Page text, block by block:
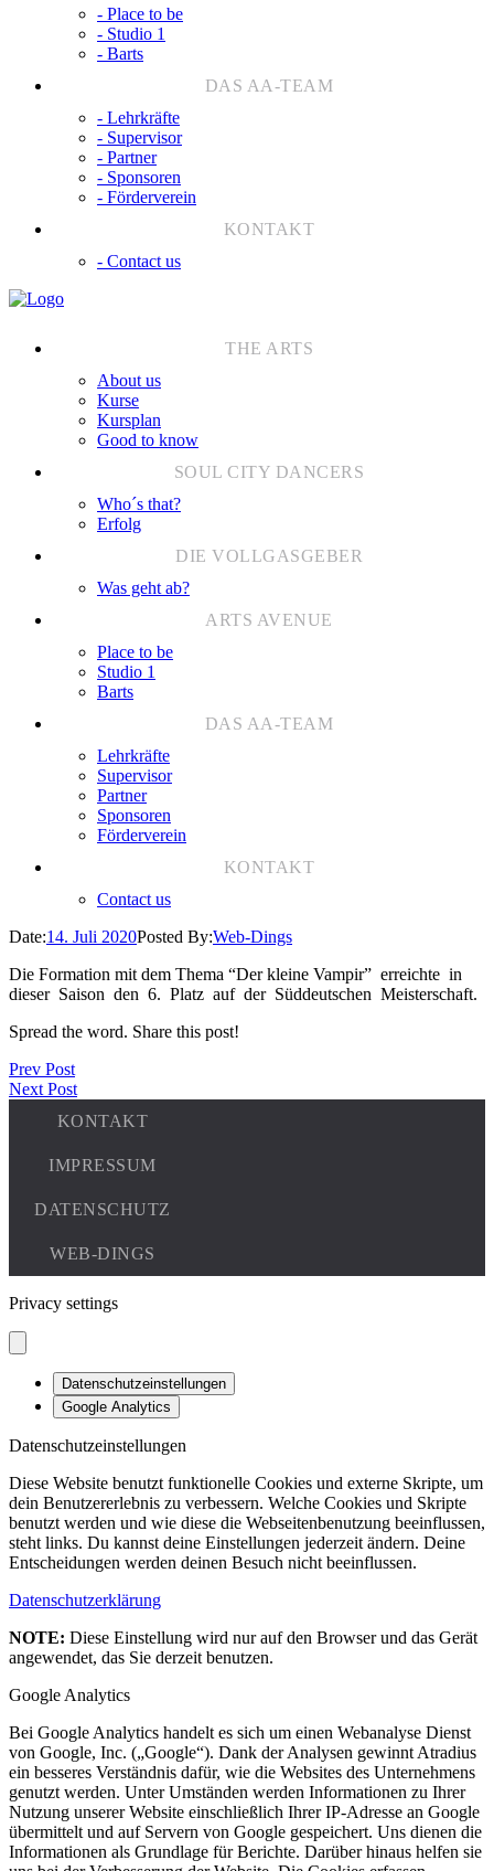
- Place to be
- Studio 1
- Barts
- Lehrkräfte
- Supervisor
- Partner
- Sponsoren
- Förderverein
- Contact us
About us
Kurse
Kursplan
Good to know
Who´s that?
Erfolg
Was geht ab?
Place to be
Studio 1
Barts
Lehrkräfte
Supervisor
Partner
Sponsoren
Förderverein
Contact us
Date:14. Juli 2020Posted By:Web-Dings
Die Formation mit dem Thema “Der kleine Vampir” erreichte in
dieser Saison den 6. Platz auf der Süddeutschen Meisterschaft.
Spread the word. Share this post!
Prev Post
Next Post
Privacy settings
Datenschutzeinstellungen
Google Analytics
Datenschutzeinstellungen
Diese Website benutzt funktionelle Cookies und externe Skripte, um
dein Benutzererlebnis zu verbessern. Welche Cookies und Skripte
benutzt werden und wie diese die Webseitenbenutzung beeinflussen,
steht links. Du kannst deine Einstellungen jederzeit ändern. Deine
Entscheidungen werden deinen Besuch nicht beeinflussen.
Datenschutzerklärung
NOTE: Diese Einstellung wird nur auf den Browser und das Gerät
angewendet, das Sie derzeit benutzen.
Google Analytics
Bei Google Analytics handelt es sich um einen Webanalyse Dienst
von Google, Inc. („Google“). Dank der Analysen gewinnt Atradius
ein besseres Verständnis dafür, wie die Websites des Unternehmens
genutzt werden. Unter Umständen werden Informationen zu Ihrer
Nutzung unserer Website einschließlich Ihrer IP-Adresse an Google
übermittelt und auf Servern von Google gespeichert. Uns dienen die
Informationen als Grundlage für Berichte. Darüber hinaus helfen sie